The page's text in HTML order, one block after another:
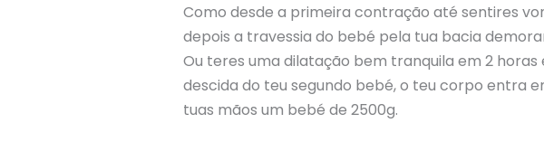
Como desde a primeira contração até sentires
depois a travessia do bebé pela tua bacia
Ou teres uma dilatação bem tranquila em 2
descida do teu segundo bebé, o teu corpo entra
tuas mãos um bebé de 2500g.